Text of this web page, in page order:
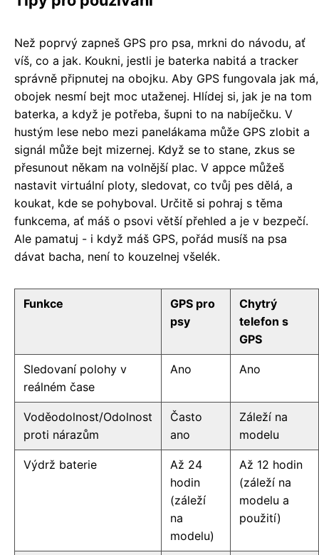
Než poprvý zapneš GPS pro psa, mrkni do návodu, ať
víš, co a jak. Koukni, jestli je baterka nabitá a tracker
správně připnutej na obojku. Aby GPS fungovala jak má,
obojek nesmí bejt moc utaženej. Hlídej si, jak je na tom
baterka, a když je potřeba, šupni to na nabíječku. V
hustým lese nebo mezi panelákama může GPS zlobit a
signál může bejt mizernej. Když se to stane, zkus se
přesunout někam na volnější plac. V appce můžeš
nastavit virtuální ploty, sledovat, co tvůj pes dělá, a
koukat, kde se pohyboval. Určitě si pohraj s těma
funkcema, ať máš o psovi větší přehled a je v bezpečí.
Ale pamatuj - i když máš GPS, pořád musíš na psa
dávat bacha, není to kouzelnej všelék.
Funkce
GPS pro
psy
Chytrý
telefon s
GPS
Sledovaní polohy v
reálném čase
Ano Ano
Voděodolnost/Odolnost
proti nárazům
Často
ano
Záleží na
modelu
Výdrž baterie
Až 24
hodin
(záleží
na
modelu)
Až 12 hodin
(záleží na
modelu a
použití)